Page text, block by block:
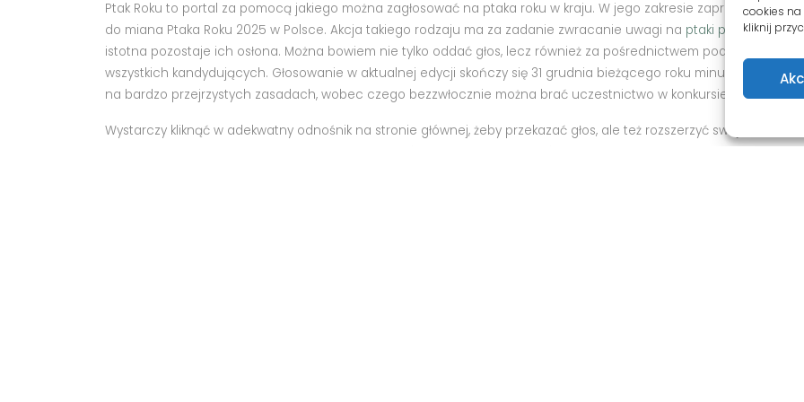
cookies
kliknij
Ptak Roku to portal za pomocą jakiego można zagłosować na ptaka roku w kraju. W jego zakresie
do miana Ptaka Roku 2025 w Polsce. Akcja takiego rodzaju ma za zadanie zwracanie uwagi na ptaki polskie, a
istotna pozostaje ich osłona. Można bowiem nie tylko oddać głos, lecz również za pośrednictwem podanej strony
wszystkich kandydujących. Głosowanie w aktualnej edycji skończy się 31 grudnia bieżącego roku minutę przed
na bardzo przejrzystych zasadach, wobec czego bezzwłocznie można brać uczestnictwo w konkursie, bez
Wystarczy kliknąć w adekwatny odnośnik na stronie głównej, żeby przekazać głos, ale też rozszerzyć swoją wiedzę